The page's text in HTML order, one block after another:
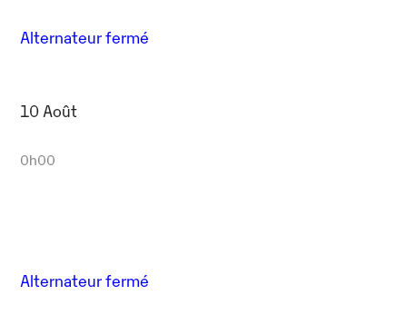
Alternateur fermé
10 Août
0h00
Alternateur fermé